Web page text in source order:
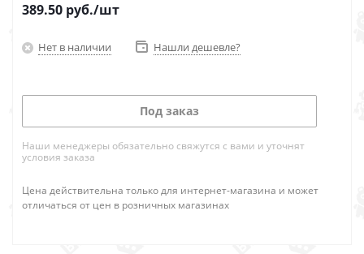
389.50 руб./шт
Нет в наличии Нашли дешевле?
Под заказ
Наши менеджеры обязательно свяжутся с вами и уточнят
условия заказа
Цена действительна только для интернет-магазина и может
отличаться от цен в розничных магазинах